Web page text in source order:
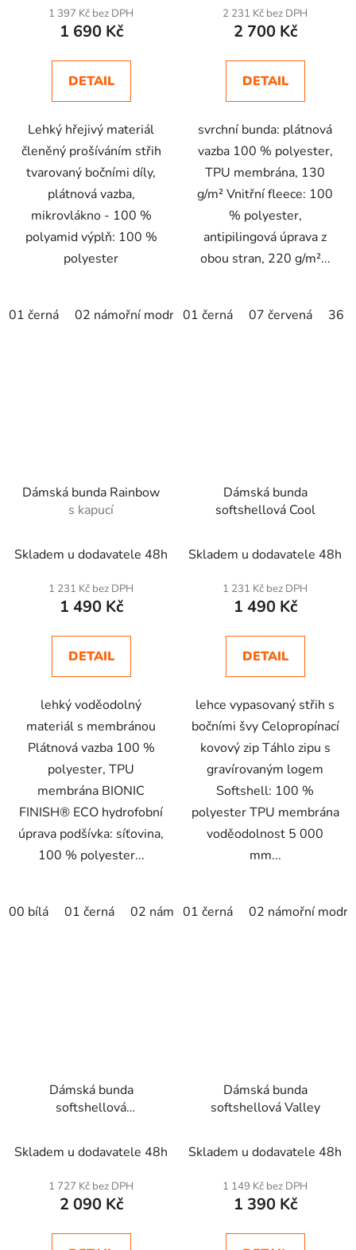
1 397 Kč bez DPH
1 690 Kč
DETAIL
Lehký hřejivý materiál
členěný prošíváním střih
tvarovaný bočními díly,
plátnová vazba,
mikrovlákno - 100 %
polyamid výplň: 100 %
polyester
01 černá 02 námořní modrá 71 formula red A3
2 231 Kč bez DPH
2 700 Kč
DETAIL
svrchní bunda: plátnová
vazba 100 % polyester,
TPU membrána, 130
g/m² Vnitřní fleece: 100
% polyester,
antipilingová úprava z
obou stran, 220 g/m²...
01 černá 07 červená 36
Dámská bunda Rainbow
s kapucí
Skladem u dodavatele 48h
1 231 Kč bez DPH
1 490 Kč
DETAIL
lehký voděodolný
materiál s membránou
Plátnová vazba 100 %
polyester, TPU
membrána BIONIC
FINISH® ECO hydrofobní
úprava podšívka: síťovina,
100 % polyester...
00 bílá 01 černá 02 námořní modrá 07 červená 19
Dámská bunda
softshellová Cool
Skladem u dodavatele 48h
1 231 Kč bez DPH
1 490 Kč
DETAIL
lehce vypasovaný střih s
bočními švy Celopropínací
kovový zip Táhlo zipu s
gravírovaným logem
Softshell: 100 %
polyester TPU membrána
voděodolnost 5 000
mm...
01 černá 02 námořní modrá
Dámská bunda
softshellová
Skladem u dodavatele 48h
1 727 Kč bez DPH
2 090 Kč
Dámská bunda
softshellová Valley
Skladem u dodavatele 48h
1 149 Kč bez DPH
1 390 Kč